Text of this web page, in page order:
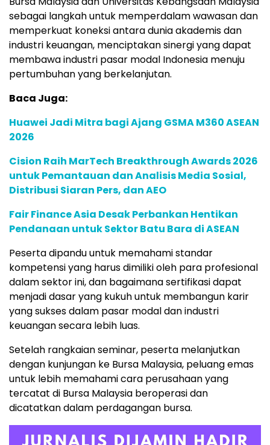
sebagai langkah untuk memperdalam wawasan dan
memperkuat koneksi antara dunia akademis dan
industri keuangan, menciptakan sinergi yang dapat
membawa industri pasar modal Indonesia menuju
pertumbuhan yang berkelanjutan.
Baca Juga:
Huawei Jadi Mitra bagi Ajang GSMA M360 ASEAN
2026
Cision Raih MarTech Breakthrough Awards 2026
untuk Pemantauan dan Analisis Media Sosial,
Distribusi Siaran Pers, dan AEO
Fair Finance Asia Desak Perbankan Hentikan
Pendanaan untuk Sektor Batu Bara di ASEAN
Peserta dipandu untuk memahami standar
kompetensi yang harus dimiliki oleh para profesional
dalam sektor ini, dan bagaimana sertifikasi dapat
menjadi dasar yang kukuh untuk membangun karir
yang sukses dalam pasar modal dan industri
keuangan secara lebih luas.
Setelah rangkaian seminar, peserta melanjutkan
dengan kunjungan ke Bursa Malaysia, peluang emas
untuk lebih memahami cara perusahaan yang
tercatat di Bursa Malaysia beroperasi dan
dicatatkan dalam perdagangan bursa.